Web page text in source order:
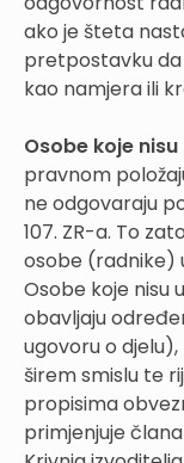
ako je šteta
pretpostavku
kao namjera ili
Osobe koje
pravnom
ne odgovaraju
107. ZR-a. To
osobe (radnike)
Osobe koje nisu
obavljaju
ugovoru o
širem smislu te
propisima
primjenjuje